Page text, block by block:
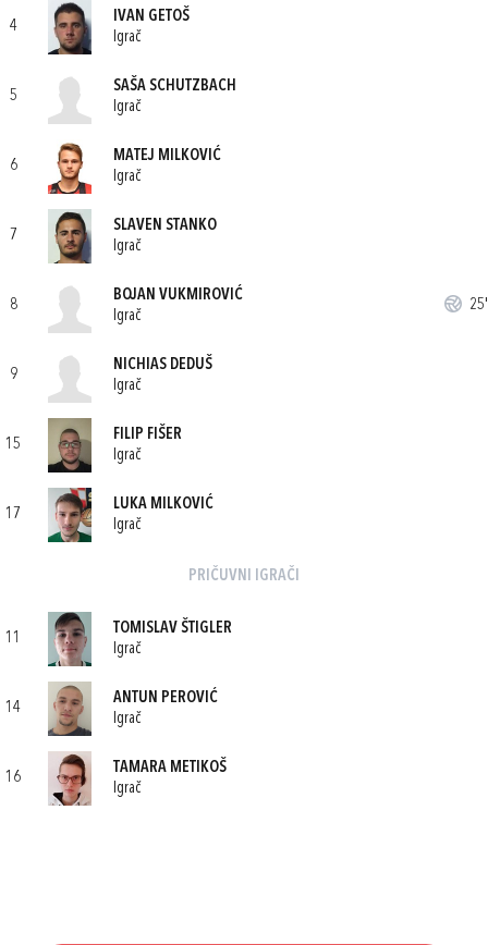
4
IVAN GETOŠ
Igrač
5
SAŠA SCHUTZBACH
Igrač
6
MATEJ MILKOVIĆ
Igrač
7
SLAVEN STANKO
Igrač
8
BOJAN VUKMIROVIĆ
Igrač
25'
9
NICHIAS DEDUŠ
Igrač
15
FILIP FIŠER
Igrač
17
LUKA MILKOVIĆ
Igrač
PRIČUVNI IGRAČI
11
TOMISLAV ŠTIGLER
Igrač
14
ANTUN PEROVIĆ
Igrač
16
TAMARA METIKOŠ
Igrač